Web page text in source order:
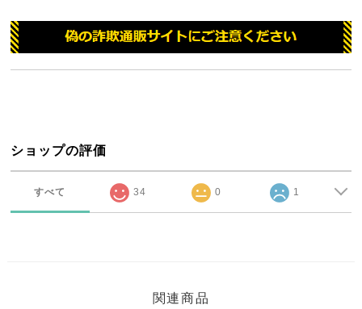
ショップの評価
すべて 34 0 1
関連商品